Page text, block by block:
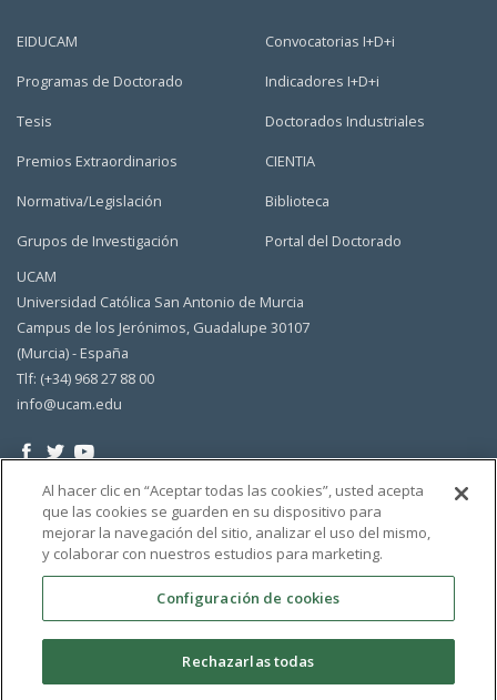
EIDUCAM
Programas de Doctorado
Tesis
Premios Extraordinarios
Normativa/Legislación
Grupos de Investigación
Convocatorias I+D+i
Indicadores I+D+i
Doctorados Industriales
CIENTIA
Biblioteca
Portal del Doctorado
UCAM
Universidad Católica San Antonio de Murcia
Campus de los Jerónimos, Guadalupe 30107
(Murcia) - España
Tlf: (+34) 968 27 88 00
info@ucam.edu
Al hacer clic en “Aceptar todas las cookies”, usted acepta
que las cookies se guarden en su dispositivo para
mejorar la navegación del sitio, analizar el uso del mismo,
y colaborar con nuestros estudios para marketing.
Configuración de cookies
Rechazarlas todas